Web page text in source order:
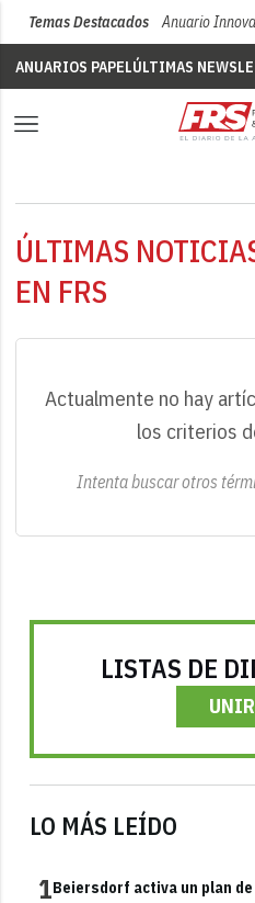
Temas Destacados Anuario
ANUARIOS PAPELÚLTIMAS
ÚLTIMAS
EN FRS
Actualmente no hay
los criterios
Intenta buscar otros
LISTAS DE
LO MÁS LEÍDO
1Beiersdorf activa un plan